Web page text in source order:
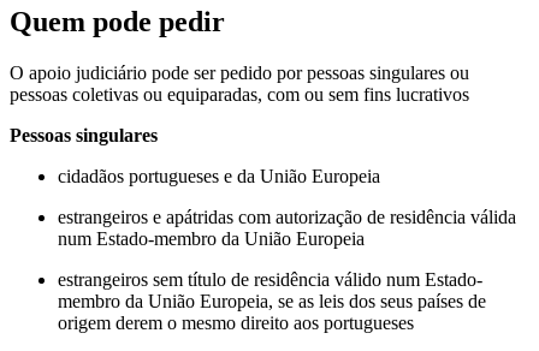
Quem pode pedir
O apoio judiciário pode ser pedido por pessoas singulares ou
pessoas coletivas ou equiparadas, com ou sem fins lucrativos
Pessoas singulares
cidadãos portugueses e da União Europeia
estrangeiros e apátridas com autorização de residência válida
num Estado-membro da União Europeia
estrangeiros sem título de residência válido num Estado-
membro da União Europeia, se as leis dos seus países de
origem derem o mesmo direito aos portugueses